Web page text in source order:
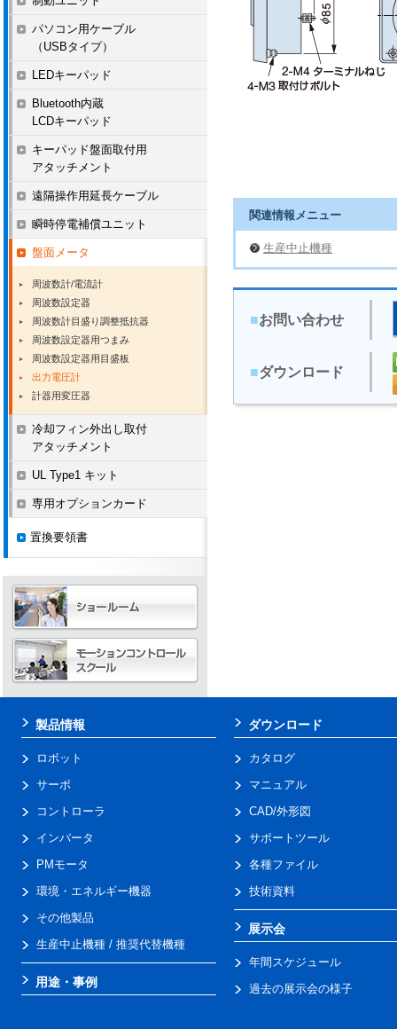
関連情報メニュー
生産中止機種
■お問い合わせ
■ダウンロード
パソコン用ケーブル
（USBタイプ）
LEDキーパッド
Bluetooth内蔵
LCDキーパッド
キーパッド盤面取付用
アタッチメント
遠隔操作用延長ケーブル
瞬時停電補償ユニット
盤面メータ
周波数計/電流計
周波数設定器
周波数計目盛り調整抵抗器
周波数設定器用つまみ
周波数設定器用目盛板
出力電圧計
計器用変圧器
冷却フィン外出し取付
アタッチメント
UL Type1 キット
専用オプションカード
置換要領書
製品情報
ロボット
サーボ
コントローラ
インバータ
PMモータ
環境・エネルギー機器
その他製品
生産中止機種 / 推奨代替機種
用途・事例
ダウンロード
カタログ
マニュアル
CAD/外形図
サポートツール
各種ファイル
技術資料
展示会
年間スケジュール
過去の展示会の様子